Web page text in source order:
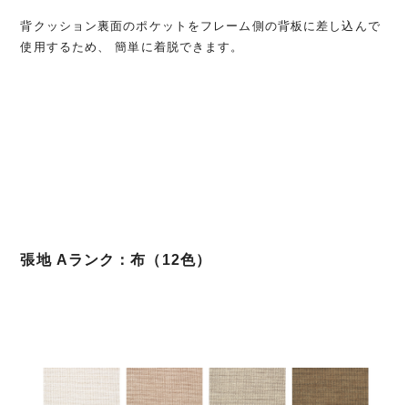
背クッション裏面のポケットをフレーム側の背板に差し込んで
使用するため、 簡単に着脱できます。
張地 Aランク：布（12色）